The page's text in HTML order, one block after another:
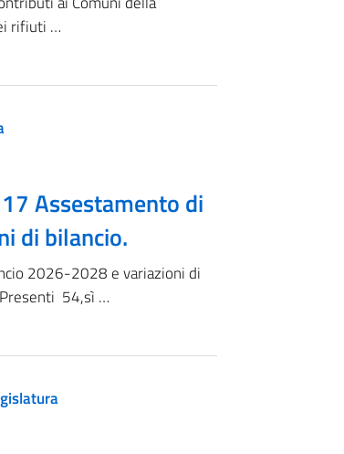
rifiuti …
Assestamento di
di bilancio.
2026-2028 e variazioni di
54,sì …